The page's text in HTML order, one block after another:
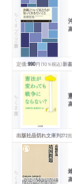
ちくまプリマー新書
定価:990円 （10％税込）新
ちくま文庫
出版社品切れ文庫判272頁
ちくま新書